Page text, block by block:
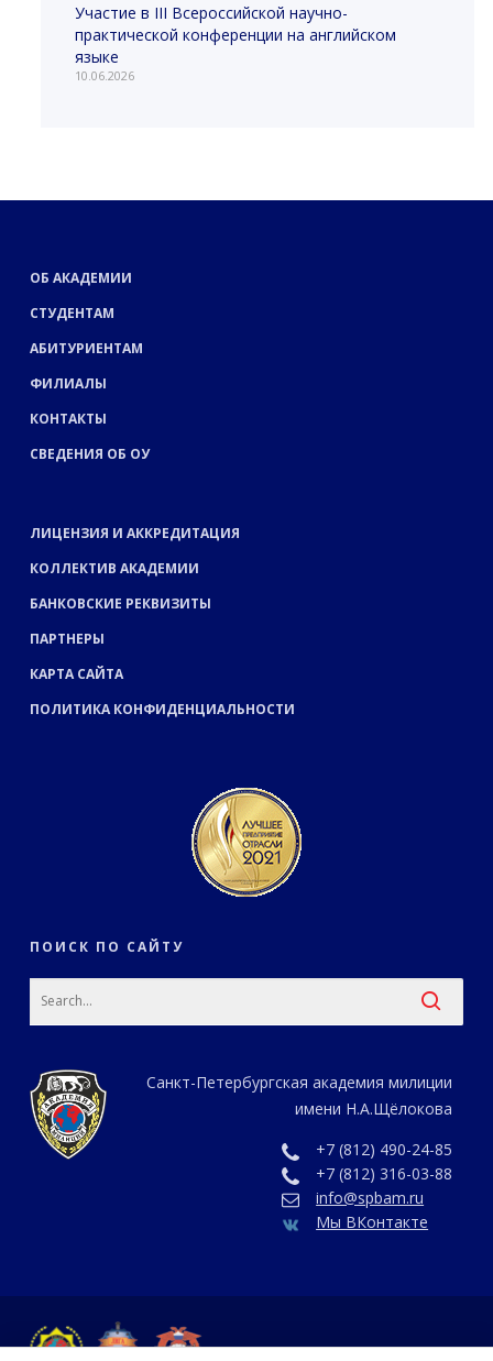
Участие в III Всероссийской научно-
практической конференции на английском
языке
10.06.2026
ОБ АКАДЕМИИ
СТУДЕНТАМ
АБИТУРИЕНТАМ
ФИЛИАЛЫ
КОНТАКТЫ
СВЕДЕНИЯ ОБ ОУ
ЛИЦЕНЗИЯ И АККРЕДИТАЦИЯ
КОЛЛЕКТИВ АКАДЕМИИ
БАНКОВСКИЕ РЕКВИЗИТЫ
ПАРТНЕРЫ
КАРТА САЙТА
ПОЛИТИКА КОНФИДЕНЦИАЛЬНОСТИ
ПОИСК ПО САЙТУ
Санкт-Петербургская академия милиции
имени Н.А.Щёлокова
+7 (812) 490-24-85
+7 (812) 316-03-88
info@spbam.ru
Мы ВКонтакте